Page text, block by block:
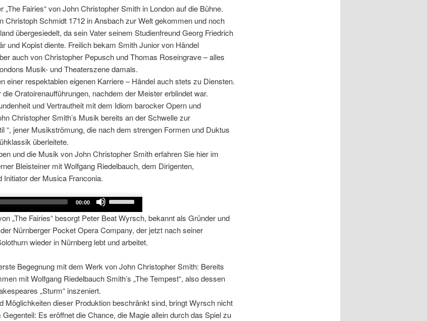
„The Fairies“ von John Christopher Smith in London auf die Bühne.
Christoph Schmidt 1712 in Ansbach zur Welt gekommen und noch
übergesiedelt, da sein Vater seinem Studienfreund Georg Friedrich
und Kopist diente. Freilich bekam Smith Junior von Händel
auch von Christopher Pepusch und Thomas Roseingrave – alles
Musik- und Theaterszene damals.
einer respektablen eigenen Karriere – Händel auch stets zu Diensten.
die Oratoirenaufführungen, nachdem der Meister erblindet war.
und Vertrautheit mit dem Idiom barocker Opern und
Christopher Smith’s Musik bereits an der Schwelle zur
“, jener Musikströmung, die nach dem strengen Formen und Duktus
überleitete.
und die Musik von John Christopher Smith erfahren Sie hier im
Bleisteiner mit Wolfgang Riedelbauch, dem Dirigenten,
Initiator der Musica Franconia.
00:00
Use
Arrow
keys
to
or
decrease
„The Fairies“ besorgt Peter Beat Wyrsch, bekannt als Gründer und
Nürnberger Pocket Opera Company, der jetzt nach seiner
wieder in Nürnberg lebt und arbeitet.
Begegnung mit dem Werk von John Christopher Smith: Bereits
mit Wolfgang Riedelbauch Smith’s „The Tempest“, also dessen
„Sturm“ inszeniert.
Möglichkeiten dieser Produktion beschränkt sind, bringt Wyrsch nicht
Gegenteil: Es eröffnet die Chance, die Magie allein durch das Spiel zu